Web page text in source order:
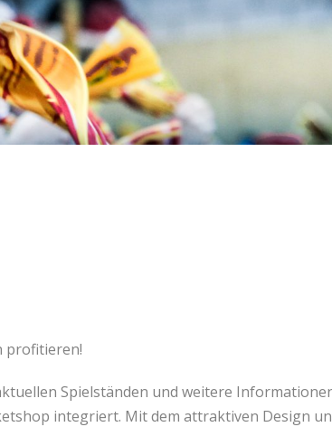
profitieren!
Spielständen und weitere
integriert. Mit dem attraktiven Design